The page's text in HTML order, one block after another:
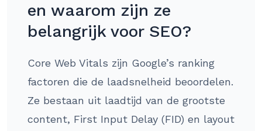
en waarom zijn ze
belangrijk voor SEO?
Core Web Vitals zijn Google’s ranking
factoren die de laadsnelheid beoordelen.
Ze bestaan uit laadtijd van de grootste
content, First Input Delay (FID) en layout